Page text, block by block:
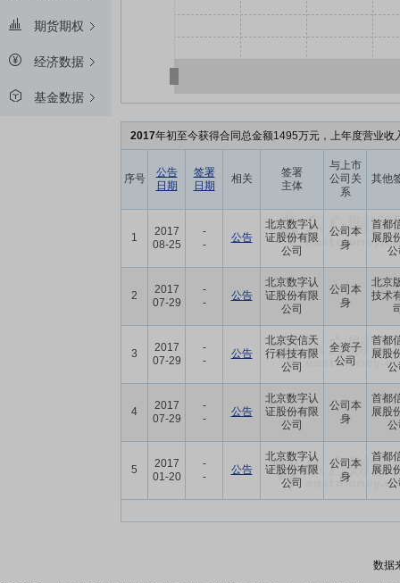
期货期权
经济数据
基金数据
2017年初至今获得合同总金额1495万元，上年度营业收
序号
公告
日期
签署
日期
相关
签署
主体
与上市
公司关
系
其他
1
2017
08-25
-
-
公告
北京数字认
证股份有限
公司
公司本
身
首都
展股
2
2017
07-29
-
-
公告
北京数字认
证股份有限
公司
公司本
身
北京
技术
3
2017
07-29
-
-
公告
北京安信天
行科技有限
公司
全资子
公司
首都
展股
4
2017
07-29
-
-
公告
北京数字认
证股份有限
公司
公司本
身
首都
展股
5
2017
01-20
-
-
公告
北京数字认
证股份有限
公司
公司本
身
首都
展股
数据